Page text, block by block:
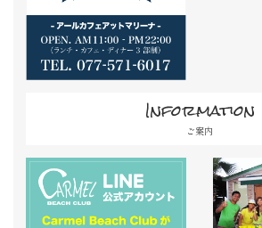
Information
ご案内